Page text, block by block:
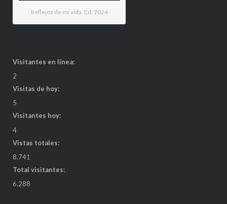
Reflejos de mi vida. Ed. 2024
Visitantes en línea:
2
Visitas de hoy:
5
Visitantes hoy:
4
Vistas totales:
8.741
Total visitantes:
6.288